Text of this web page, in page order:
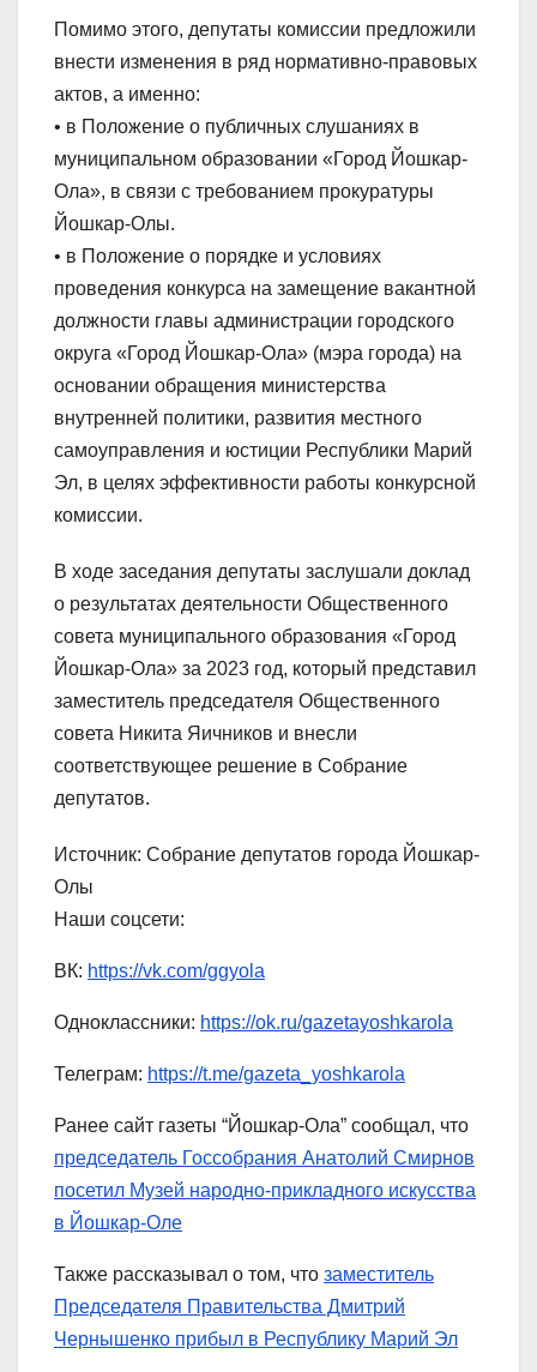
Помимо этого, депутаты комиссии предложили
внести изменения в ряд нормативно-правовых
актов, а именно:
• в Положение о публичных слушаниях в
муниципальном образовании «Город Йошкар-
Ола», в связи с требованием прокуратуры
Йошкар-Олы.
• в Положение о порядке и условиях
проведения конкурса на замещение вакантной
должности главы администрации городского
округа «Город Йошкар-Ола» (мэра города) на
основании обращения министерства
внутренней политики, развития местного
самоуправления и юстиции Республики Марий
Эл, в целях эффективности работы конкурсной
комиссии.
В ходе заседания депутаты заслушали доклад
о результатах деятельности Общественного
совета муниципального образования «Город
Йошкар-Ола» за 2023 год, который представил
заместитель председателя Общественного
совета Никита Яичников и внесли
соответствующее решение в Собрание
депутатов.
Источник: Собрание депутатов города Йошкар-
Олы
Наши соцсети:
ВК: https://vk.com/ggyola
Одноклассники: https://ok.ru/gazetayoshkarola
Телеграм: https://t.me/gazeta_yoshkarola
Ранее сайт газеты “Йошкар-Ола” сообщал, что
председатель Госсобрания Анатолий Смирнов
посетил Музей народно-прикладного искусства
в Йошкар-Оле
Также рассказывал о том, что заместитель
Председателя Правительства Дмитрий
Чернышенко прибыл в Республику Марий Эл